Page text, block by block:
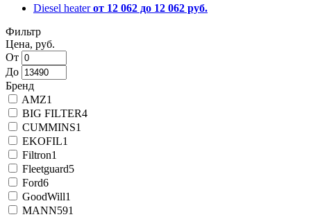
Diesel heater от 12 062 до 12 062 руб.
Фильтр
Цена, руб.
От
До
Бренд
AMZ1
BIG FILTER4
CUMMINS1
EKOFIL1
Filtron1
Fleetguard5
Ford6
GoodWill1
MANN591